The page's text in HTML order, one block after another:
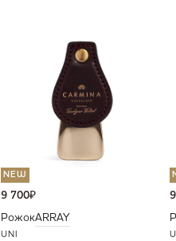
NEW
9 700₽
РожокARRAY
UNI